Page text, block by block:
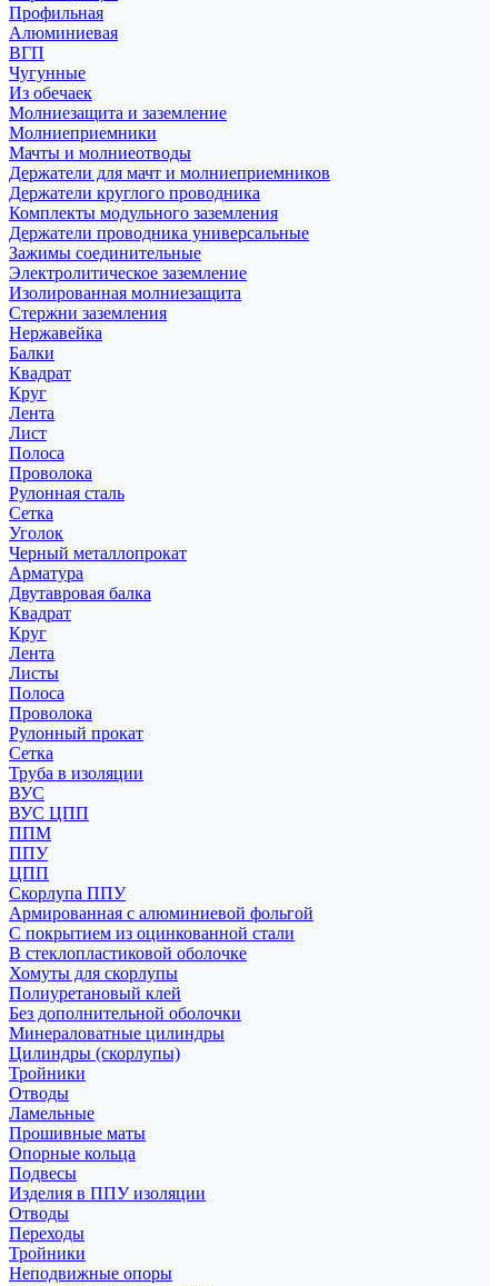
Профильная
Алюминиевая
ВГП
Чугунные
Из обечаек
Молниезащита и заземление
Молниеприемники
Мачты и молниеотводы
Держатели для мачт и молниеприемников
Держатели круглого проводника
Комплекты модульного заземления
Держатели проводника универсальные
Зажимы соединительные
Электролитическое заземление
Изолированная молниезащита
Стержни заземления
Нержавейка
Балки
Квадрат
Круг
Лента
Лист
Полоса
Проволока
Рулонная сталь
Сетка
Уголок
Черный металлопрокат
Арматура
Двутавровая балка
Квадрат
Круг
Лента
Листы
Полоса
Проволока
Рулонный прокат
Сетка
Труба в изоляции
ВУС
ВУС ЦПП
ППМ
ППУ
ЦПП
Скорлупа ППУ
Армированная с алюминиевой фольгой
С покрытием из оцинкованной стали
В стеклопластиковой оболочке
Хомуты для скорлупы
Полиуретановый клей
Без дополнительной оболочки
Минераловатные цилиндры
Цилиндры (скорлупы)
Тройники
Отводы
Ламельные
Прошивные маты
Опорные кольца
Подвесы
Изделия в ППУ изоляции
Отводы
Переходы
Тройники
Неподвижные опоры